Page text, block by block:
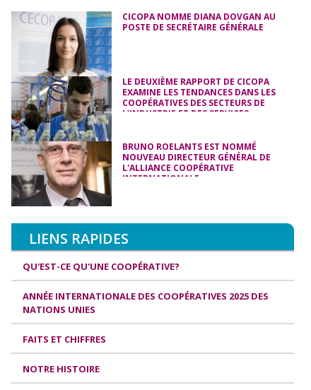
CICOPA NOMME DIANA DOVGAN AU
POSTE DE SECRÉTAIRE GÉNÉRALE
LE DEUXIÈME RAPPORT DE CICOPA
EXAMINE LES TENDANCES DANS LES
COOPÉRATIVES DES SECTEURS DE
L’INDUSTRIE ET DES SERVICES
BRUNO ROELANTS EST NOMMÉ
NOUVEAU DIRECTEUR GÉNÉRAL DE
L'ALLIANCE COOPÉRATIVE
INTERNATIONALE
LIENS RAPIDES
QU'EST-CE QU'UNE COOPÉRATIVE?
ANNÉE INTERNATIONALE DES COOPÉRATIVES 2025 DES
NATIONS UNIES
FAITS ET CHIFFRES
NOTRE HISTOIRE